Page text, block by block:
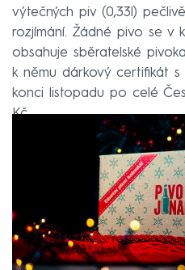
výtečných piv (0,33l)
rozjímání. Žádné pivo se v
obsahuje sběratelské
k němu dárkový certifikát
konci listopadu po celé
Kč.